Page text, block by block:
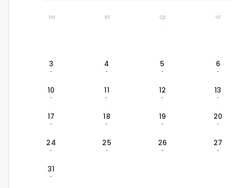
пн вт ср чт
3
-
4
-
5
-
6
-
10
-
11
-
12
-
13
-
17
-
18
-
19
-
20
-
24
-
25
-
26
-
27
-
31
-